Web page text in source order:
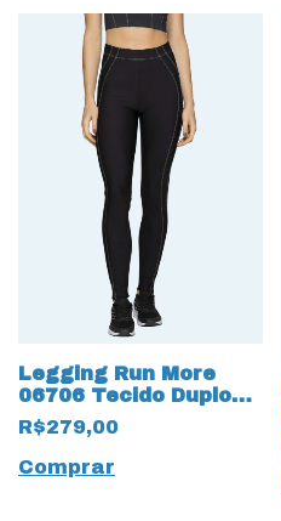
Legging Run More
06706 Tecido Duplo
Max Com bolsos
Preto
R$279,00
Comprar